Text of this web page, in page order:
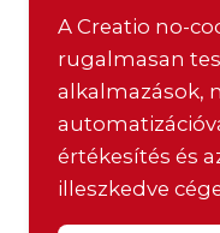
A Creatio no-
rugalmasan
alkalmazások,
értékesítés és
illeszkedve